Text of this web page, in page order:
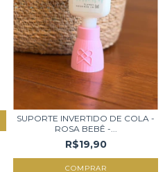
SUPORTE INVERTIDO DE COLA -
ROSA BEBÊ -...
R$19,90